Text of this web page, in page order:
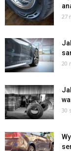
27
20
30